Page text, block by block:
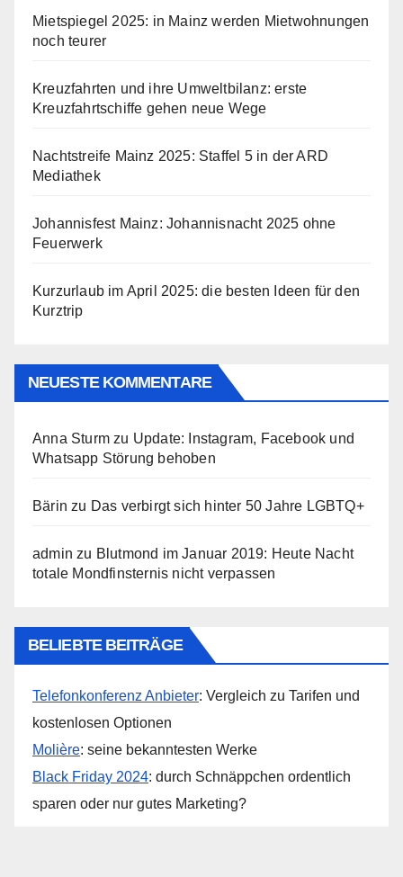
Mietspiegel 2025: in Mainz werden Mietwohnungen
noch teurer
Kreuzfahrten und ihre Umweltbilanz: erste
Kreuzfahrtschiffe gehen neue Wege
Nachtstreife Mainz 2025: Staffel 5 in der ARD
Mediathek
Johannisfest Mainz: Johannisnacht 2025 ohne
Feuerwerk
Kurzurlaub im April 2025: die besten Ideen für den
Kurztrip
NEUESTE KOMMENTARE
Anna Sturm zu Update: Instagram, Facebook und
Whatsapp Störung behoben
Bärin zu Das verbirgt sich hinter 50 Jahre LGBTQ+
admin zu Blutmond im Januar 2019: Heute Nacht
totale Mondfinsternis nicht verpassen
BELIEBTE BEITRÄGE
Telefonkonferenz Anbieter: Vergleich zu Tarifen und
kostenlosen Optionen
Molière: seine bekanntesten Werke
Black Friday 2024: durch Schnäppchen ordentlich
sparen oder nur gutes Marketing?